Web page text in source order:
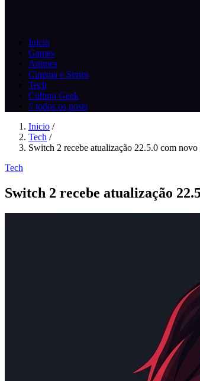
Inicio
Games
Animes
Cinema e Series
Tech
Cultura Geek
// todos os posts
Inicio /
Tech /
Switch 2 recebe atualização 22.5.0 com novo
Tech
Switch 2 recebe atualização